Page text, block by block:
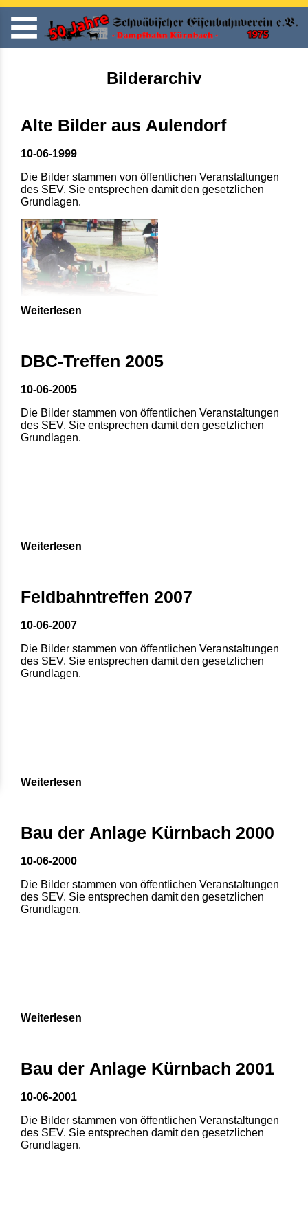
Bilderarchiv
Alte Bilder aus Aulendorf
10-06-1999
Die Bilder stammen von öffentlichen Veranstaltungen
des SEV. Sie entsprechen damit den gesetzlichen
Grundlagen.
Weiterlesen
DBC-Treffen 2005
10-06-2005
Die Bilder stammen von öffentlichen Veranstaltungen
des SEV. Sie entsprechen damit den gesetzlichen
Grundlagen.
Weiterlesen
Feldbahntreffen 2007
10-06-2007
Die Bilder stammen von öffentlichen Veranstaltungen
des SEV. Sie entsprechen damit den gesetzlichen
Grundlagen.
Weiterlesen
Bau der Anlage Kürnbach 2000
10-06-2000
Die Bilder stammen von öffentlichen Veranstaltungen
des SEV. Sie entsprechen damit den gesetzlichen
Grundlagen.
Weiterlesen
Bau der Anlage Kürnbach 2001
10-06-2001
Die Bilder stammen von öffentlichen Veranstaltungen
des SEV. Sie entsprechen damit den gesetzlichen
Grundlagen.